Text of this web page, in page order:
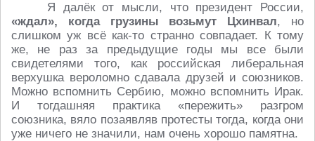
Я далёк от мысли, что президент России,
«ждал», когда грузины возьмут Цхинвал, но
слишком уж всё как-то странно совпадает. К тому
же, не раз за предыдущие годы мы все были
свидетелями того, как российская либеральная
верхушка вероломно сдавала друзей и союзников.
Можно вспомнить Сербию, можно вспомнить Ирак.
И тогдашняя практика «пережить» разгром
союзника, вяло позаявляв протесты тогда, когда они
уже ничего не значили, нам очень хорошо памятна.